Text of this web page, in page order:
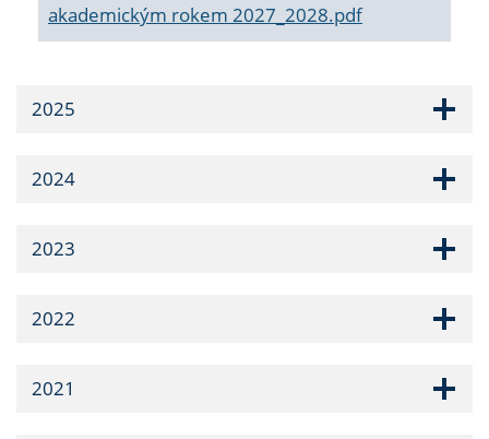
akademickým rokem 2027_2028.pdf
2025
2024
2023
2022
2021